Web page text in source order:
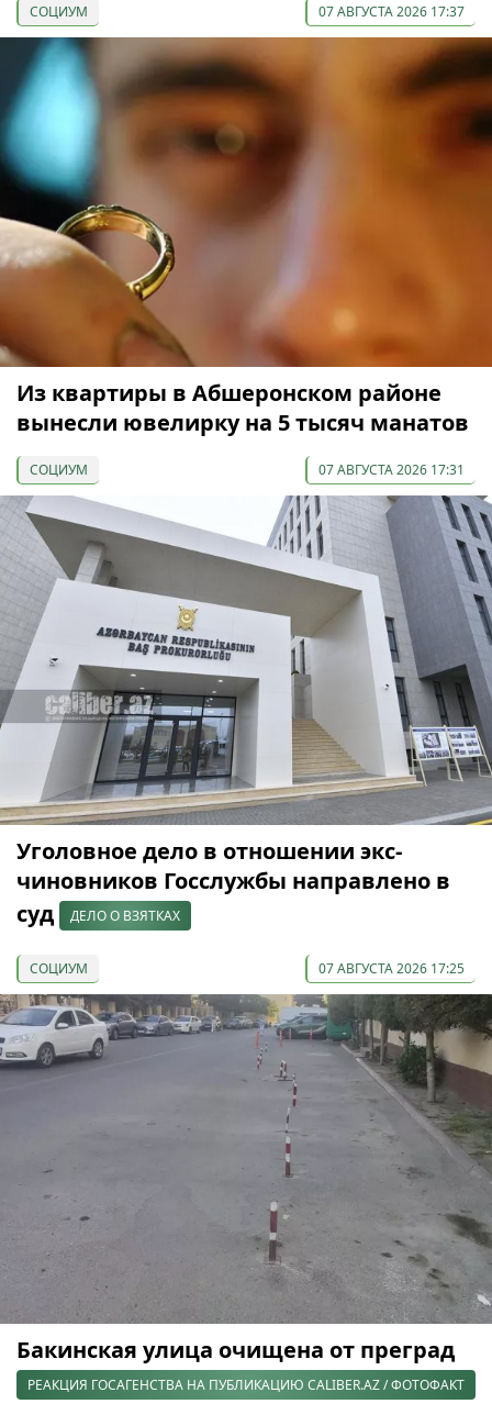
СОЦИУМ 07 АВГУСТА 2026 17:37
Из квартиры в Абшеронском районе
вынесли ювелирку на 5 тысяч манатов
СОЦИУМ 07 АВГУСТА 2026 17:31
Уголовное дело в отношении экс-
чиновников Госслужбы направлено в
суд
ДЕЛО О ВЗЯТКАХ
СОЦИУМ 07 АВГУСТА 2026 17:25
Бакинская улица очищена от преград
РЕАКЦИЯ ГОСАГЕНСТВА НА ПУБЛИКАЦИЮ CALIBER.AZ / ФОТОФАКТ